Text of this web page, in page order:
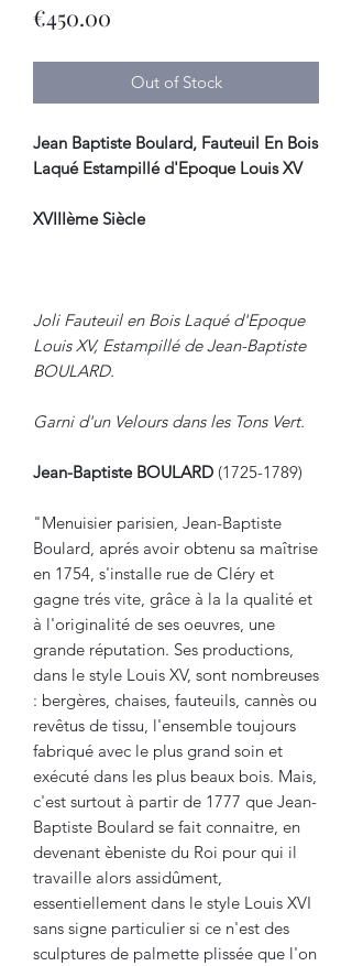
€450.00
Out of Stock
Jean Baptiste Boulard, Fauteuil En Bois
Laqué Estampillé d'Epoque Louis XV
XVIIIème Siècle
Joli Fauteuil en Bois Laqué d'Epoque
Louis XV, Estampillé de Jean-Baptiste
BOULARD.
Garni d'un Velours dans les Tons Vert.
Jean-Baptiste BOULARD (1725-1789)
"Menuisier parisien, Jean-Baptiste
Boulard, aprés avoir obtenu sa maîtrise
en 1754, s'installe rue de Cléry et
gagne trés vite, grâce à la la qualité et
à l'originalité de ses oeuvres, une
grande réputation. Ses productions,
dans le style Louis XV, sont nombreuses
: bergères, chaises, fauteuils, cannès ou
revêtus de tissu, l'ensemble toujours
fabriqué avec le plus grand soin et
exécuté dans les plus beaux bois. Mais,
c'est surtout à partir de 1777 que Jean-
Baptiste Boulard se fait connaitre, en
devenant èbeniste du Roi pour qui il
travaille alors assidûment,
essentiellement dans le style Louis XVI
sans signe particulier si ce n'est des
sculptures de palmette plissée que l'on